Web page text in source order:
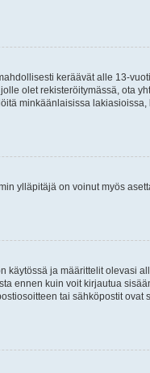
keräävät alle 13-
olet rekisteröitymässä, ota
minkäänlaisissa lakiasioissa,
ylläpitäjä on voinut myös
käytössä ja määrittelit olevasi
ennen kuin voit kirjautua
tai sähköpostit